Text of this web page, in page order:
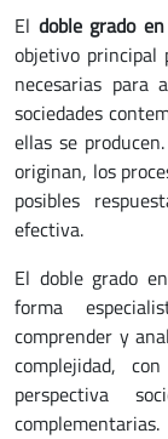
El doble grado
objetivo principal
necesarias para
sociedades
ellas se
originan, los
posibles
efectiva.
El doble grado
forma
comprender y
complejidad,
perspectiva
complementarias.